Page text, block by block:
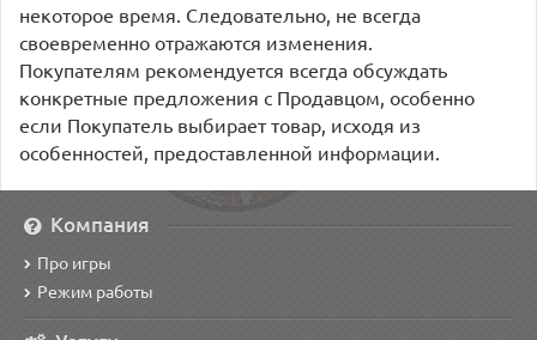
некоторое время. Следовательно, не всегда
своевременно отражаются изменения.
Покупателям рекомендуется всегда обсуждать
конкретные предложения с Продавцом, особенно
если Покупатель выбирает товар, исходя из
особенностей, предоставленной информации.
Компания
Про игры
Режим работы